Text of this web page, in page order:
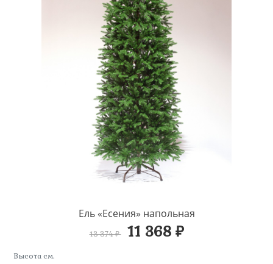
Ель «Есения» напольная
13 374 ₽ 11 368 ₽
Высота см.